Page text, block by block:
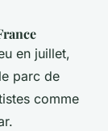
en juillet,
parc de
comme